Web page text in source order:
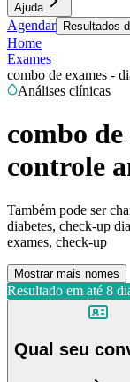
Ajuda
Agendar Resultados
Home
Exames
combo de exames -
Análises clínicas
combo
controle
Também pode ser
diabetes, check-up
exames, check-up
Mostrar mais nomes
Resultado em até 8
Qual seu